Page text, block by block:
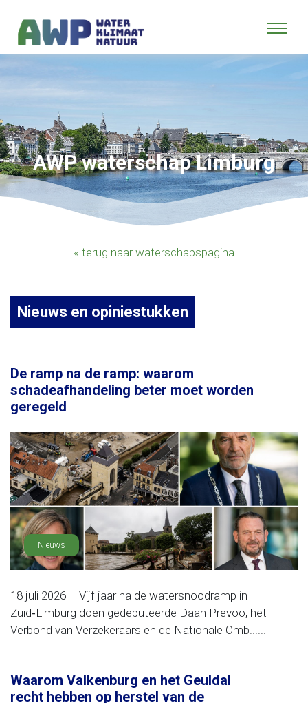
AWP waterschap Limburg
« terug naar waterschapspagina
Nieuws en opiniestukken
De ramp na de ramp: waarom
schadeafhandeling beter moet worden
geregeld
Nieuws
18 juli 2026 – Vijf jaar na de watersnoodramp in
Zuid‑Limburg doen gedeputeerde Daan Prevoo, het
Verbond van Verzekeraars en de Nationale Omb......
Waarom Valkenburg en het Geuldal
recht hebben op herstel van de